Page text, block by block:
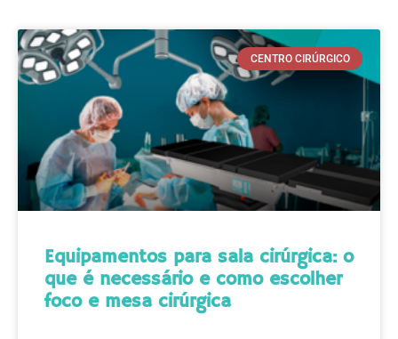
CENTRO CIRÚRGICO
Equipamentos para sala cirúrgica: o
que é necessário e como escolher
foco e mesa cirúrgica